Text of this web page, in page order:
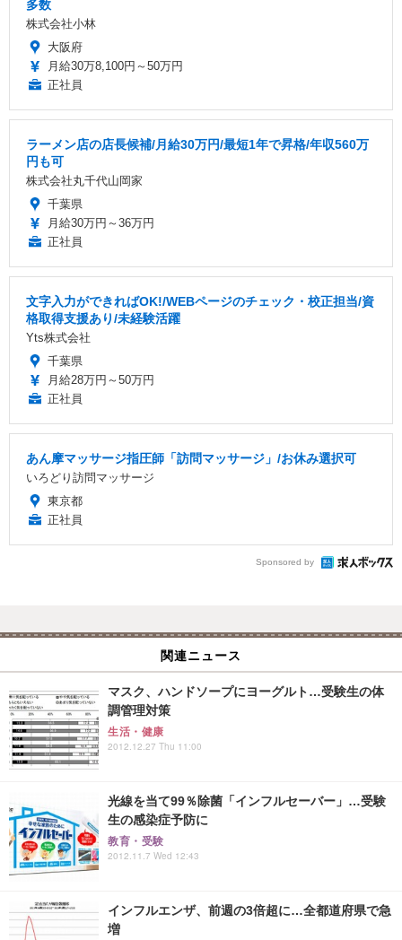
多数
株式会社小林
大阪府
月給30万8,100円～50万円
正社員
ラーメン店の店長候補/月給30万円/最短1年で昇格/年収560万
円も可
株式会社丸千代山岡家
千葉県
月給30万円～36万円
正社員
文字入力ができればOK!/WEBページのチェック・校正担当/資
格取得支援あり/未経験活躍
Yts株式会社
千葉県
月給28万円～50万円
正社員
あん摩マッサージ指圧師「訪問マッサージ」/お休み選択可
いろどり訪問マッサージ
東京都
正社員
Sponsored by
関連ニュース
マスク、ハンドソープにヨーグルト…受験生の体
調管理対策
生活・健康
2012.12.27 Thu 11:00
光線を当て99％除菌「インフルセーバー」…受験
生の感染症予防に
教育・受験
2012.11.7 Wed 12:43
インフルエンザ、前週の3倍超に…全都道府県で急
増